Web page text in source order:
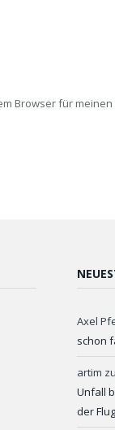
Browser für
Axel
schon
artim
Unfall
der